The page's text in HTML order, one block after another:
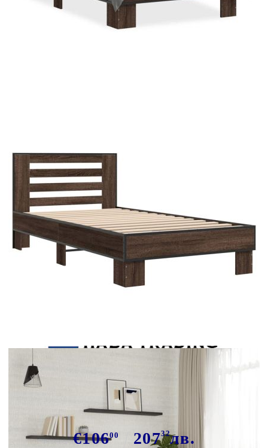
Рамка за легло, кафяв дъб, 90x190
см, инженерно дърво и метал
€10600 20732лв.